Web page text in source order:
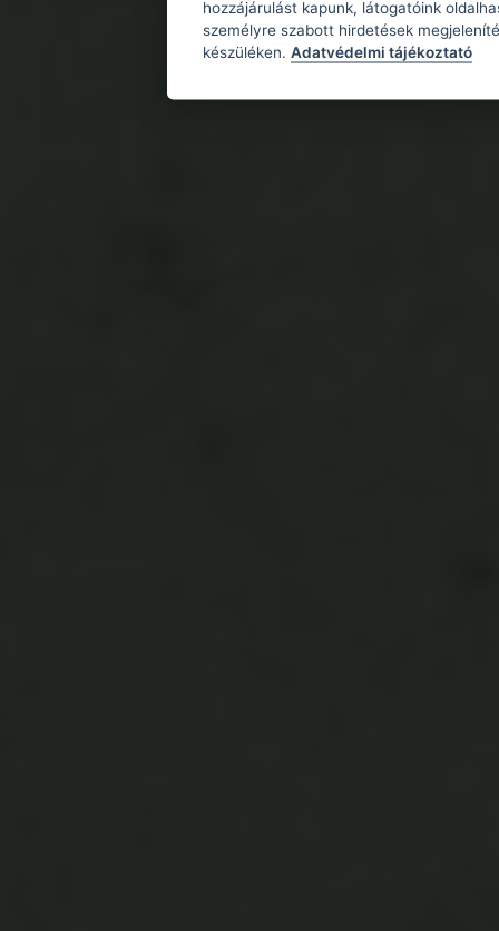
hozzájárulást kapunk, látogatóink
személyre szabott hirdetések
készüléken. Adatvédelmi tájékoztató